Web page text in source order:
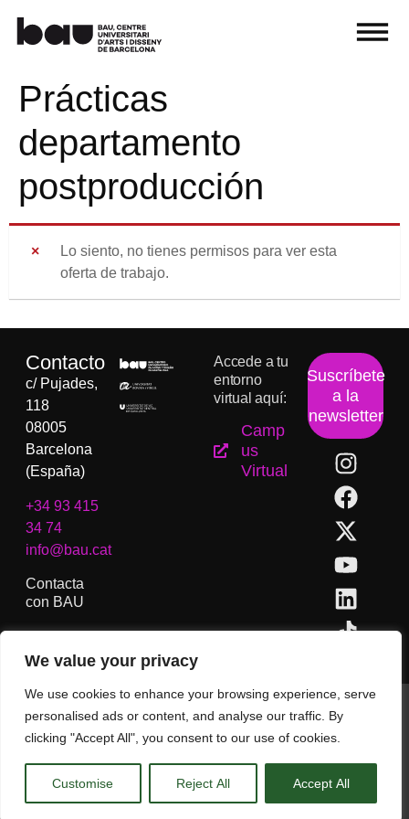
We value your privacy
We use cookies to enhance your browsing experience, serve
personalised ads or content, and analyse our traffic. By
clicking "Accept All", you consent to our use of cookies.
Customise Reject All Accept All
Prácticas
departamento
postproducción
Lo siento, no tienes permisos para ver esta
oferta de trabajo.
Contacto
c/ Pujades,
118
08005
Barcelona
(España)
+34 93 415
34 74
info@bau.cat
Contacta
con BAU
Accede a tu
entorno
virtual aquí:
Camp
us
Virtual
Suscríbete
a la
newsletter
BAU, Centro Universitario de Artes y Diseño de Barcelona.
Copyright © Todos los derechos reservados.
Aviso Legal
ES EN